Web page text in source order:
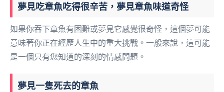
夢見吃章魚吃得很辛苦，夢見章魚味道奇怪
如果你吞下章魚有困難或夢見它感覺很奇怪，這個夢可能
意味著你正在經歷人生中的重大挑戰。一般來說，這可能
是一個只有您知道的深刻的情感問題。
夢見一隻死去的章魚